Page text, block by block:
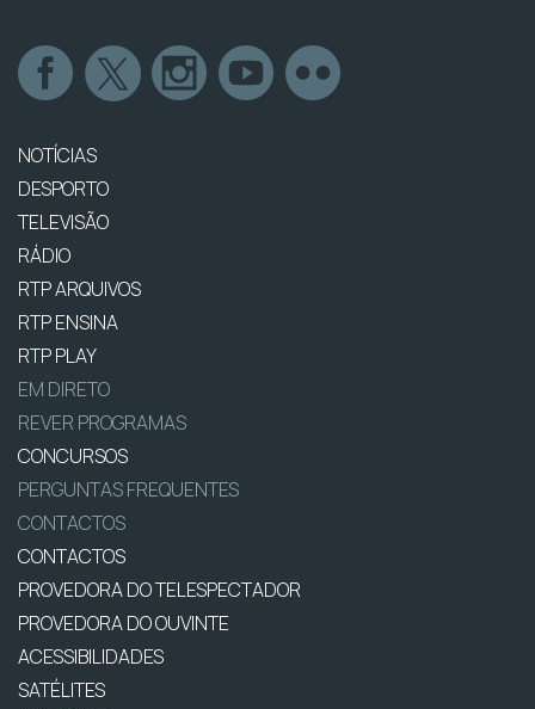
NOTÍCIAS
DESPORTO
TELEVISÃO
RÁDIO
RTP ARQUIVOS
RTP ENSINA
RTP PLAY
EM DIRETO
REVER PROGRAMAS
CONCURSOS
PERGUNTAS FREQUENTES
CONTACTOS
CONTACTOS
PROVEDORA DO TELESPECTADOR
PROVEDORA DO OUVINTE
ACESSIBILIDADES
SATÉLITES